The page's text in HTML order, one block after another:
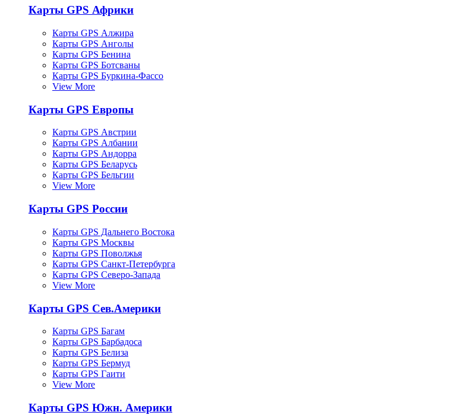
Карты GPS Африки
Карты GPS Алжира
Карты GPS Анголы
Карты GPS Бенина
Карты GPS Ботсваны
Карты GPS Буркина-Фассо
View More
Карты GPS Европы
Карты GPS Австрии
Карты GPS Албании
Карты GPS Андорра
Карты GPS Беларусь
Карты GPS Бельгии
View More
Карты GPS России
Карты GPS Дальнего Востока
Карты GPS Москвы
Карты GPS Поволжья
Карты GPS Санкт-Петербурга
Карты GPS Северо-Запада
View More
Карты GPS Сев.Америки
Карты GPS Багам
Карты GPS Барбадоса
Карты GPS Белиза
Карты GPS Бермуд
Карты GPS Гаити
View More
Карты GPS Южн. Америки